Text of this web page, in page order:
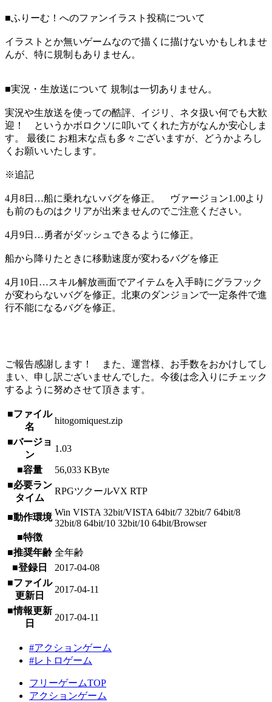
■ふりーむ！へのファンイラスト投稿について
イラストとか無いゲームなので描くに描けないかもしれませ
んが、特に規制もありません。
■実況・生放送について 規制は一切ありません。
実況や生放送を使っての酷評、イジリ、ネタ扱い何でも大歓
迎！ というかボロクソに叩いてくれた方がなんか安心しま
す。 最後に お粗末な点も多々ございますが、どうかよろし
くお願いいたします。
※追記
4月8日…船に乗れないバグを修正。 ヴァージョン1.00より
も前のものはクリアが出来ませんのでご注意ください。
4月9日…勇者がダッシュできるように修正。
船から降りたときに移動速度が変わるバグを修正
4月10日…スキル解放画面でアイテムを入手時にグラフック
が変わらないバグを修正。北東のダンジョンで一定条件で進
行不能になるバグを修正。
ご報告感謝します！ また、運営様、お手数をおかけしてし
まい、申し訳ございませんでした。今後は念入りにチェック
するように努めさせて頂きます。
■ファイル
名
hitogomiquest.zip
■バージョ
ン
1.03
■容量
56,033 KByte
■必要ラン
タイム
RPGツクールVX RTP
■動作環境 Win VISTA 32bit/VISTA 64bit/7 32bit/7 64bit/8
32bit/8 64bit/10 32bit/10 64bit/Browser
■特徴
■推奨年齢 全年齢
■登録日
2017-04-08
■ファイル
更新日
2017-04-11
■情報更新
日
2017-04-11
#アクションゲーム
#レトロゲーム
フリーゲームTOP
アクションゲーム